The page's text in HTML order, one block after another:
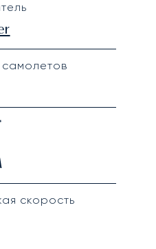
самолетов
скорость